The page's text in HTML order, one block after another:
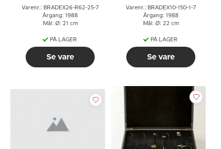
Varenr.: BRADEX26-R62-25-7
Årgang: 1988
Mål: Ø: 21 cm
PÅ LAGER
Se vare
Varenr.: BRADEX10-150-1-7
Årgang: 1988
Mål: Ø: 22 cm
PÅ LAGER
Se vare